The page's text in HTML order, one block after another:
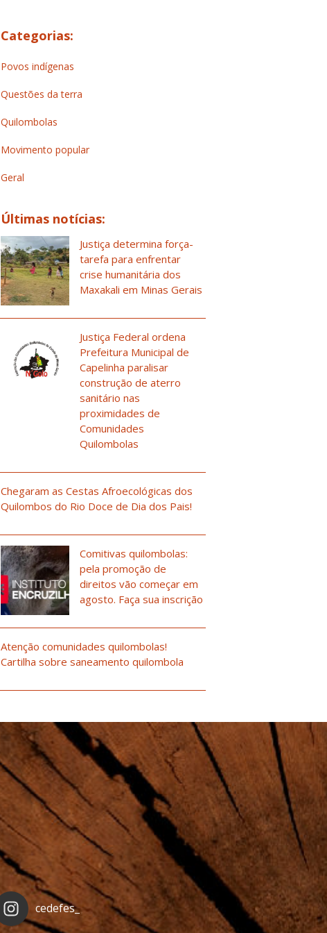
Categorias:
Povos indígenas
Questões da terra
Quilombolas
Movimento popular
Geral
Últimas notícias:
Justiça determina força-
tarefa para enfrentar
crise humanitária dos
Maxakali em Minas Gerais
Justiça Federal ordena
Prefeitura Municipal de
Capelinha paralisar
construção de aterro
sanitário nas
proximidades de
Comunidades
Quilombolas
Chegaram as Cestas Afroecológicas dos
Quilombos do Rio Doce de Dia dos Pais!
Comitivas quilombolas:
pela promoção de
direitos vão começar em
agosto. Faça sua inscrição
Atenção comunidades quilombolas!
Cartilha sobre saneamento quilombola
cedefes_